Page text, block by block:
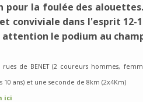
pour la foulée des
conviviale dans l'esprit 12-
le podium au
rues de BENET (2 coureurs hommes,
10 ans) et une seconde de 8km (2x4Km)
ici